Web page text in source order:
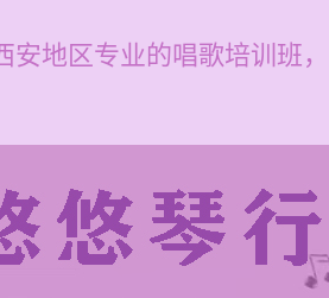
安地区专业的唱歌培训班